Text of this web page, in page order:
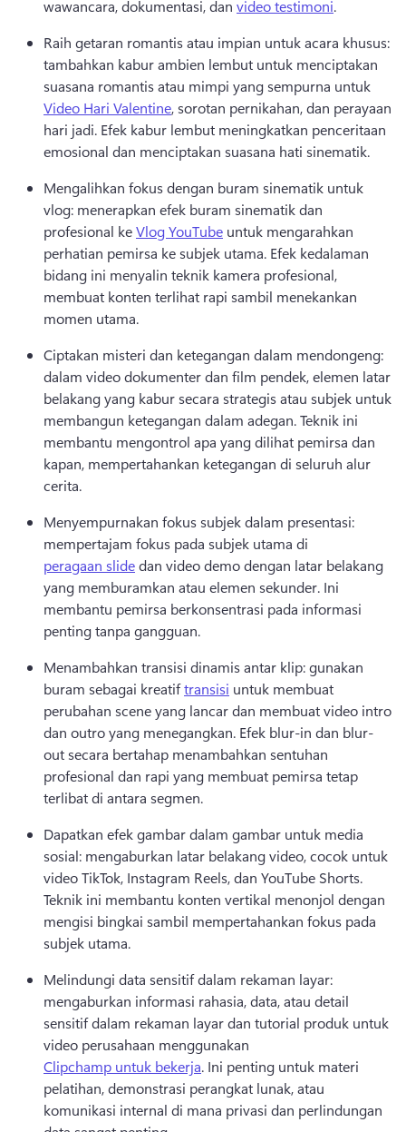
wawancara, dokumentasi, dan video testimoni.
Raih getaran romantis atau impian untuk acara khusus:
tambahkan kabur ambien lembut untuk menciptakan
suasana romantis atau mimpi yang sempurna untuk
Video Hari Valentine, sorotan pernikahan, dan perayaan
hari jadi. Efek kabur lembut meningkatkan penceritaan
emosional dan menciptakan suasana hati sinematik.
Mengalihkan fokus dengan buram sinematik untuk
vlog: menerapkan efek buram sinematik dan
profesional ke Vlog YouTube untuk mengarahkan
perhatian pemirsa ke subjek utama. Efek kedalaman
bidang ini menyalin teknik kamera profesional,
membuat konten terlihat rapi sambil menekankan
momen utama.
Ciptakan misteri dan ketegangan dalam mendongeng:
dalam video dokumenter dan film pendek, elemen latar
belakang yang kabur secara strategis atau subjek untuk
membangun ketegangan dalam adegan. Teknik ini
membantu mengontrol apa yang dilihat pemirsa dan
kapan, mempertahankan ketegangan di seluruh alur
cerita.
Menyempurnakan fokus subjek dalam presentasi:
mempertajam fokus pada subjek utama di
peragaan slide dan video demo dengan latar belakang
yang memburamkan atau elemen sekunder. Ini
membantu pemirsa berkonsentrasi pada informasi
penting tanpa gangguan.
Menambahkan transisi dinamis antar klip: gunakan
buram sebagai kreatif transisi untuk membuat
perubahan scene yang lancar dan membuat video intro
dan outro yang menegangkan. Efek blur-in dan blur-
out secara bertahap menambahkan sentuhan
profesional dan rapi yang membuat pemirsa tetap
terlibat di antara segmen.
Dapatkan efek gambar dalam gambar untuk media
sosial: mengaburkan latar belakang video, cocok untuk
Teknik ini membantu konten vertikal menonjol dengan
mengisi bingkai sambil mempertahankan fokus pada
subjek utama.
Melindungi data sensitif dalam rekaman layar:
mengaburkan informasi rahasia, data, atau detail
sensitif dalam rekaman layar dan tutorial produk untuk
video perusahaan menggunakan
Clipchamp untuk bekerja. Ini penting untuk materi
pelatihan, demonstrasi perangkat lunak, atau
komunikasi internal di mana privasi dan perlindungan